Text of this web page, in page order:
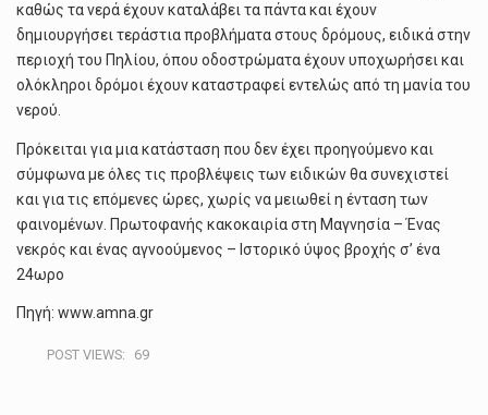
καθώς τα νερά έχουν καταλάβει τα πάντα και έχουν
δημιουργήσει τεράστια προβλήματα στους δρόμους, ειδικά στην
περιοχή του Πηλίου, όπου οδοστρώματα έχουν υποχωρήσει και
ολόκληροι δρόμοι έχουν καταστραφεί εντελώς από τη μανία του
νερού.
Πρόκειται για μια κατάσταση που δεν έχει προηγούμενο και
σύμφωνα με όλες τις προβλέψεις των ειδικών θα συνεχιστεί
και για τις επόμενες ώρες, χωρίς να μειωθεί η ένταση των
φαινομένων. Πρωτοφανής κακοκαιρία στη Μαγνησία – Ένας
νεκρός και ένας αγνοούμενος – Ιστορικό ύψος βροχής σ’ ένα
24ωρο
Πηγή: www.amna.gr
POST VIEWS: 69